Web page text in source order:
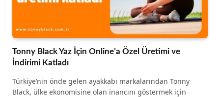
Tonny Black Yaz İçin Online’a Özel Üretimi ve
İndirimi Katladı
Türkiye’nin önde gelen ayakkabı markalarından Tonny
Black, ülke ekonomisine olan inancını göstermek için